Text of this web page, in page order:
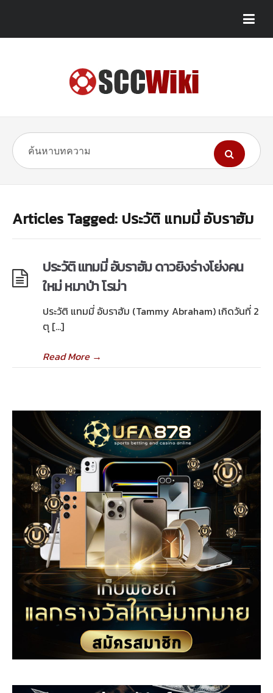
Articles Tagged: ประวัติ แทมมี่ อับราฮัม
ประวัติ แทมมี่ อับราฮัม ดาวยิงร่างโย่งคน
ใหม่ หมาป่า โรม่า
ประวัติ แทมมี่ อับราฮัม (Tammy Abraham) เกิดวันที่ 2
ตุ […]
Read More→